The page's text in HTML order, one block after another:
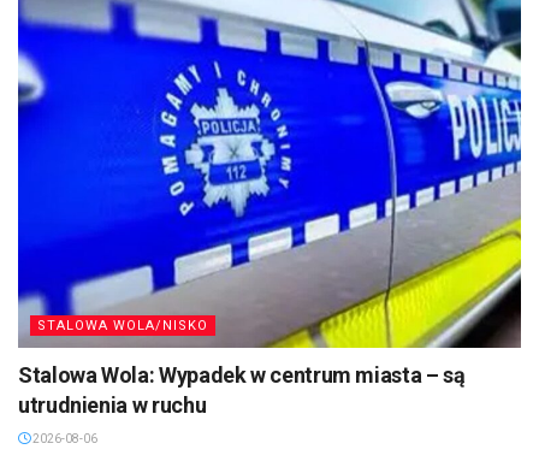
STALOWA WOLA/NISKO
Stalowa Wola: Wypadek w centrum miasta – są
utrudnienia w ruchu
2026-08-06